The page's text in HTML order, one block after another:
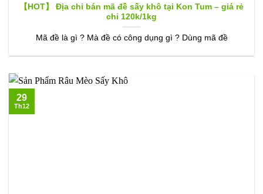
【HOT】 Địa chỉ bán mã đề sấy khô tại Kon Tum – giá rẻ
chỉ 120k/1kg
Mã đề là gì ? Mà đề có công dụng gì ? Dùng mã đề
29
Th12